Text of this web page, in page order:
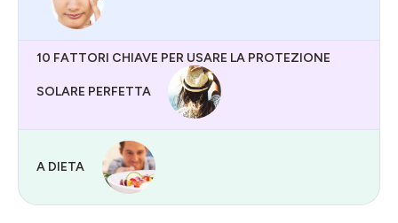
10 FATTORI CHIAVE PER USARE LA PROTEZIONE
SOLARE PERFETTA
A DIETA